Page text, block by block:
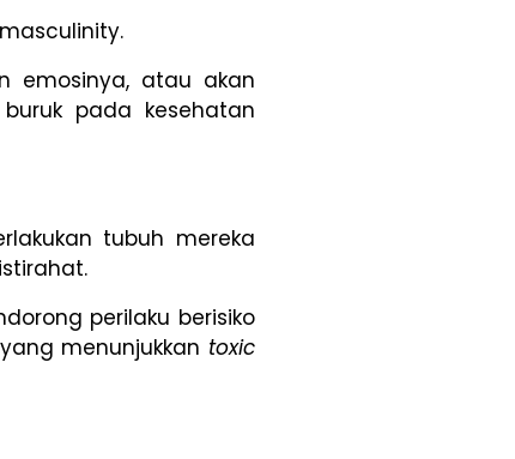
masculinity.
emosinya, atau akan
pada kesehatan
tubuh mereka
perilaku berisiko
menunjukkan toxic